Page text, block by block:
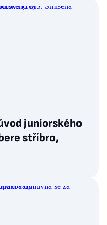
juniorského
stříbro,